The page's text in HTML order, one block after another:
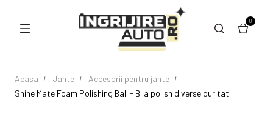
0
Acasa Jante
Accesorii pentru jante
Shine Mate Foam Polishing Ball - Bila polish diverse duritati